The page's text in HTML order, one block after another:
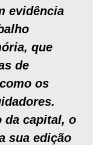
evidência
que
de
os
da capital, o
sua edição